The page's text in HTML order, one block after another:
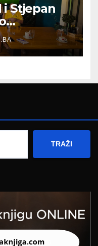
Stjepan
i
TRAŽI